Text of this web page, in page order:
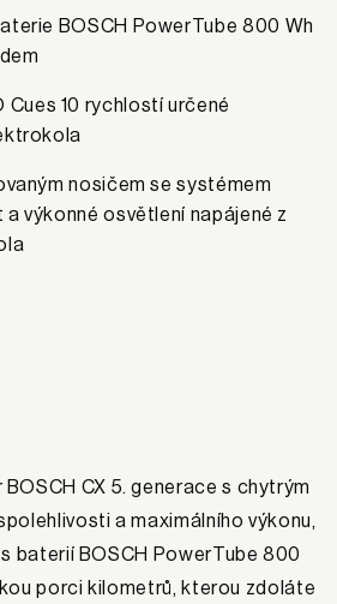
BOSCH PowerTube 800 Wh
Cues 10 rychlostí určené
nosičem se systémem
a výkonné osvětlení napájené z
CX 5. generace s chytrým
a maximálního výkonu,
baterií BOSCH PowerTube 800
porci kilometrů, kterou zdoláte